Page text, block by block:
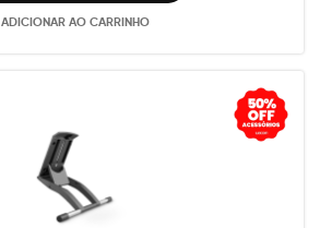
ADICIONAR AO CARRINHO